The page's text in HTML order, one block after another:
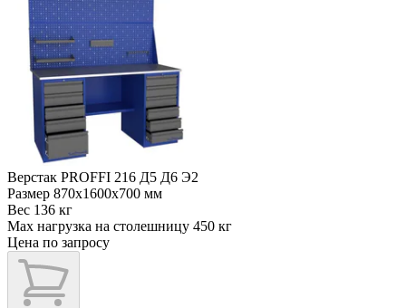
Верстак PROFFI 216 Д5 Д6 Э2
Размер 870x1600x700 мм
Вес 136 кг
Max нагрузка на столешницу 450 кг
Цена по запросу